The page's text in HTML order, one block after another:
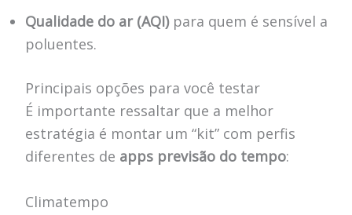
Qualidade do ar (AQI)para quem é sensível a
poluentes.
Principais opções para você testar
É importante ressaltar que a melhor
estratégia é montar um “kit” com perfis
diferentes de apps previsão do tempo:
Climatempo